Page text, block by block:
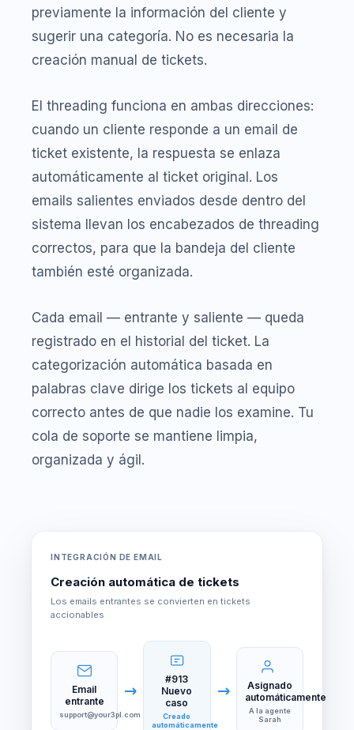
previamente la información del cliente y
sugerir una categoría. No es necesaria la
creación manual de tickets.
El threading funciona en ambas direcciones:
cuando un cliente responde a un email de
ticket existente, la respuesta se enlaza
automáticamente al ticket original. Los
emails salientes enviados desde dentro del
sistema llevan los encabezados de threading
correctos, para que la bandeja del cliente
también esté organizada.
Cada email — entrante y saliente — queda
registrado en el historial del ticket. La
categorización automática basada en
palabras clave dirige los tickets al equipo
correcto antes de que nadie los examine. Tu
cola de soporte se mantiene limpia,
organizada y ágil.
INTEGRACIÓN DE EMAIL
Creación automática de tickets
Los emails entrantes se convierten en tickets
accionables
Email
entrante
support@your3pl.com
#913
Nuevo
caso
Creado
automáticamente
Asignado
automáticamente
A la agente
Sarah